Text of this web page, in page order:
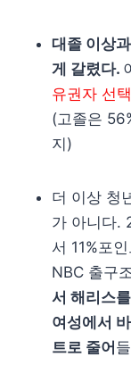
대졸 이상
게 갈렸다.
유권자 선
(고졸은
지)
더 이상 청
가 아니다.
서 11%포
NBC 출구
서 해리스
여성에서
트로 줄어